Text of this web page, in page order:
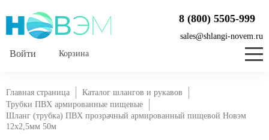
8 (800) 5505-999
sales@shlangi-novem.ru
Корзина
Главная страница
Каталог шлангов и рукавов
Трубки ПВХ армированные пищевые
Шланг (трубка) ПВХ прозрачный армированный пищевой Новэм
12х2,5мм 50м